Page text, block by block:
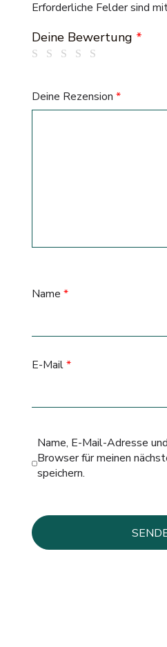
Erforderliche Felder sind
Deine Bewertung *
Deine Rezension *
Name *
E-Mail*
Name, E-Mail-Adresse
Browser für meinen
speichern.